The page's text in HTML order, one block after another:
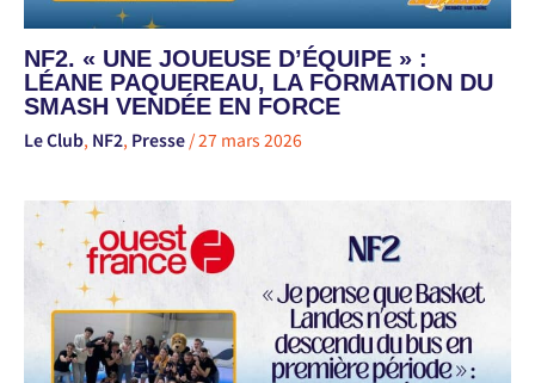
NF2. « UNE JOUEUSE D’ÉQUIPE » :
LÉANE PAQUEREAU, LA FORMATION DU
SMASH VENDÉE EN FORCE
Le Club, NF2, Presse /27 mars 2026